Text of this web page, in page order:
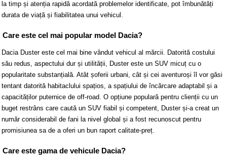
la timp și atenția rapidă acordată problemelor identificate, pot îmbunătăți
durata de viață și fiabilitatea unui vehicul.
Care este cel mai popular model Dacia?
Dacia Duster este cel mai bine vândut vehicul al mărcii. Datorită costului
său redus, aspectului dur și utilității, Duster este un SUV micuț cu o
popularitate substanțială. Atât șoferii urbani, cât și cei aventuroși îl vor găsi
tentant datorită habitaclului spațios, a spațiului de încărcare adaptabil și a
capacităților puternice de off-road. O opțiune populară pentru clienții cu un
buget restrâns care caută un SUV fiabil și competent, Duster și-a creat un
număr considerabil de fani la nivel global și a fost recunoscut pentru
promisiunea sa de a oferi un bun raport calitate-preț.
Care este gama de vehicule Dacia?